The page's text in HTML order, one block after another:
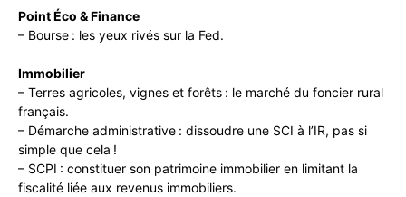
Point Éco & Finance
– Bourse : les yeux rivés sur la Fed.
Immobilier
– Terres agricoles, vignes et forêts : le marché du foncier rural
français.
– Démarche administrative : dissoudre une SCI à l’IR, pas si
simple que cela !
– SCPI : constituer son patrimoine immobilier en limitant la
fiscalité liée aux revenus immobiliers.